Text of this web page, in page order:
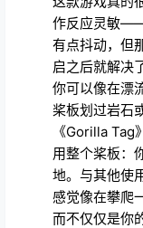
作反应灵敏
有点抖动，但
启之后就解决
你可以像在漂
桨板划过岩石
《Gorilla
用整个桨板：
地。与其他使
感觉像在攀爬
而不仅仅是你